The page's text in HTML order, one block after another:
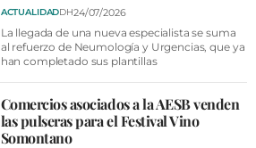
ACTUALIDADDH24/07/2026
La llegada de una nueva especialista se suma
al refuerzo de Neumología y Urgencias, que ya
han completado sus plantillas
Comercios asociados a la AESB venden
las pulseras para el Festival Vino
Somontano